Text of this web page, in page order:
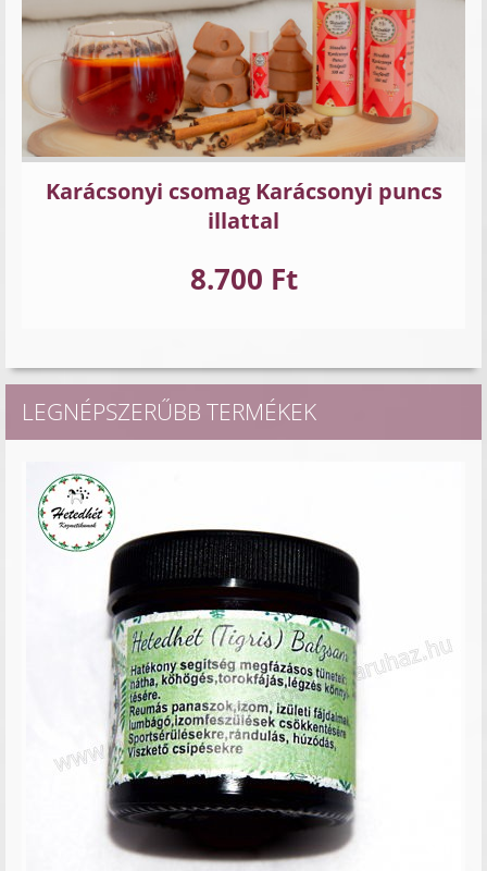
Karácsonyi csomag Karácsonyi puncs
illattal
8.700 Ft
LEGNÉPSZERŰBB TERMÉKEK